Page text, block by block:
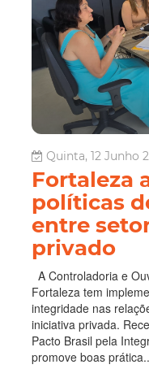
Quinta, 12 Junho
Fortaleza
políticas
entre
privado
A Controladoria e
Fortaleza tem
integridade nas
iniciativa privada.
Pacto Brasil pela
promove boas